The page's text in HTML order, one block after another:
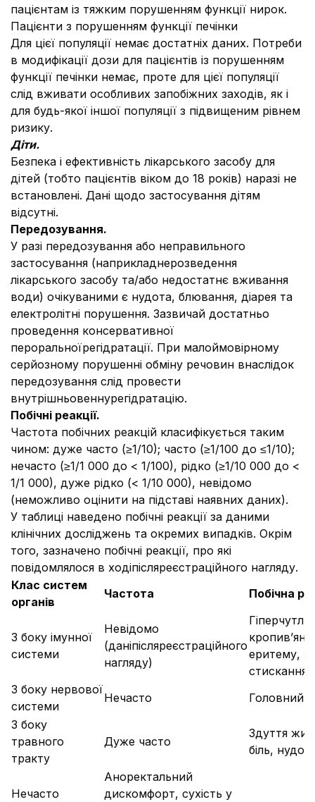
пацієнтам із тяжким порушенням функції нирок.
Пацієнти з порушенням функції печінки
Для цієї популяції немає достатніх даних. Потреби
в модифікації дози для пацієнтів із порушенням
функції печінки немає, проте для цієї популяції
слід вживати особливих запобіжних заходів, як і
для будь-якої іншої популяції з підвищеним рівнем
ризику.
Діти.
Безпека і ефективність лікарського засобу для
дітей (тобто пацієнтів віком до 18 років) наразі не
встановлені. Дані щодо застосування дітям
відсутні.
Передозування.
У разі передозування або неправильного
застосування (наприкладнерозведення
лікарського засобу та/або недостатнє вживання
води) очікуваними є нудота, блювання, діарея та
електролітні порушення. Зазвичай достатньо
проведення консервативної
пероральноїрегідратації. При малоймовірному
серйозному порушенні обміну речовин внаслідок
передозування слід провести
внутрішньовеннурегідратацію.
Побічні реакції.
Частота побічних реакцій класифікується таким
чином: дуже часто (≥1/10); часто (≥1/100 до ≤1/10);
нечасто (≥1/1 000 до < 1/100), рідко (≥1/10 000 до <
1/1 000), дуже рідко (< 1/10 000), невідомо
(неможливо оцінити на підставі наявних даних).
У таблиці наведено побічні реакції за даними
клінічних досліджень та окремих випадків. Окрім
того, зазначено побічні реакції, про які
повідомлялося в ходіпісляреєстраційного нагляду.
Клас систем
органів
Частота Побічна
З боку імунної
системи
Невідомо
(даніпісляреєстраційного
нагляду)
еритему,
стискання
З боку нервової
системи
Нечасто
Головний
З боку
травного
тракту
Дуже часто
Здуття
біль,
Нечасто
Аноректальний
дискомфорт, сухість у